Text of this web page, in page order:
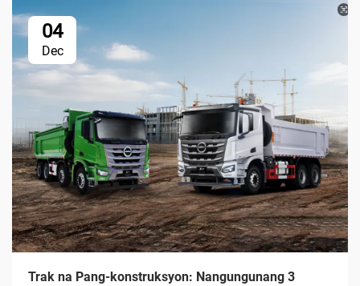
04
Dec
Trak na Pang-konstruksyon: Nangungunang 3